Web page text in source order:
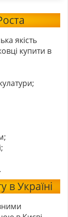
якість
купити в
в Україні